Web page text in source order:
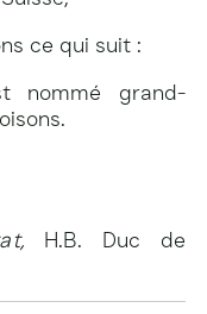
ce qui suit :
nommé grand-
H.B. Duc de